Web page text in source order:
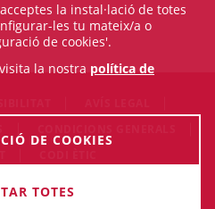
2026 Il·lustre Col·legi de
la instal·lació de totes
les tu mateix/a o
de cookies'.
la nostra política de
DE COOKIES
TOTES